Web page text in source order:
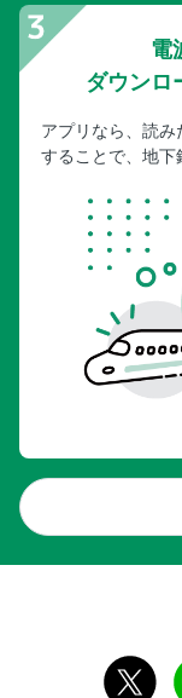
電
ダウンロ
アプリなら、読
することで、地下